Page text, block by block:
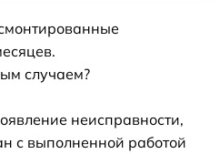
случаем?
неисправности,
с выполненной работой